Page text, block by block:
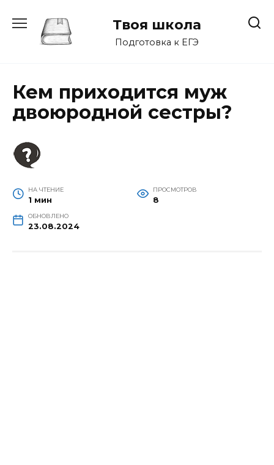
содержанию
Твоя школа
Подготовка к ЕГЭ
Кем приходится муж
двоюродной сестры?
НА ЧТЕНИЕ
1 мин
ПРОСМОТРОВ
8
ОБНОВЛЕНО
23.08.2024